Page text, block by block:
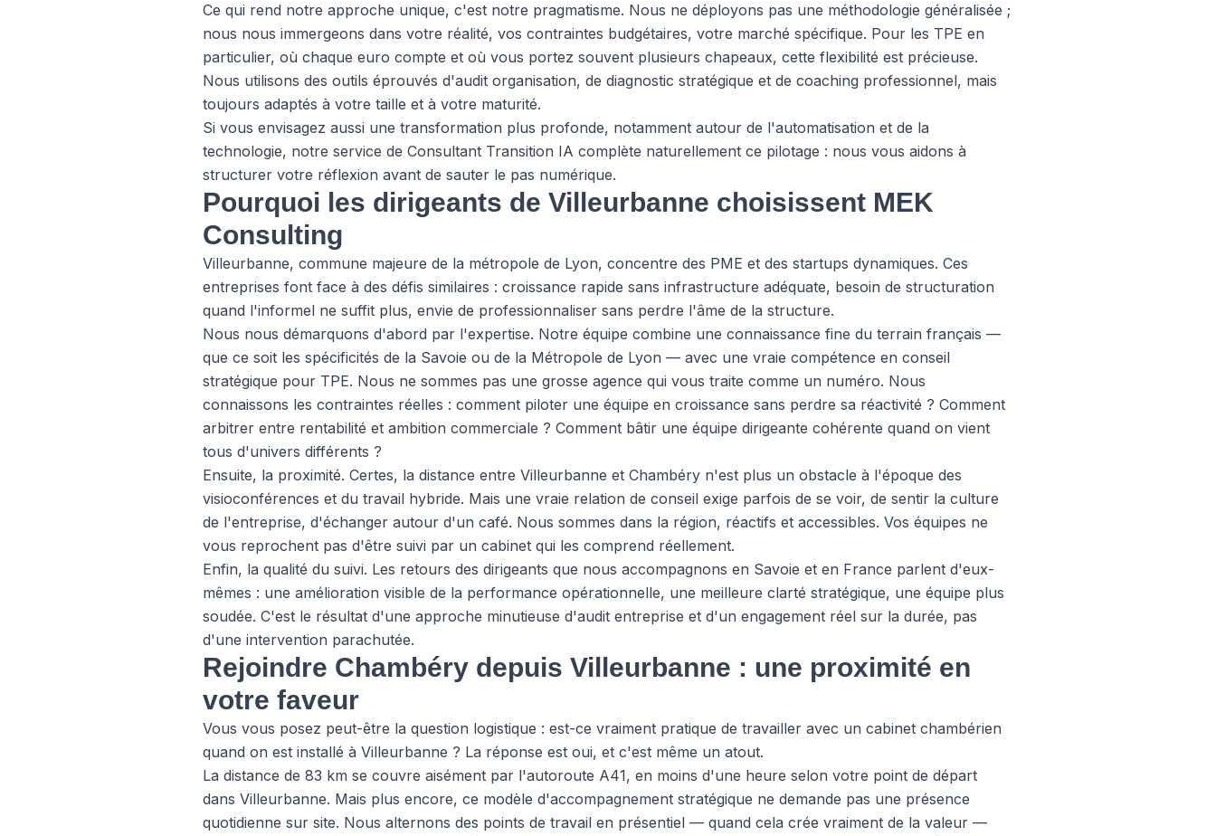
Ce qui rend notre approche unique, c'est notre pragmatisme. Nous ne déployons pas une méthodologie généralisée ;
nous nous immergeons dans votre réalité, vos contraintes budgétaires, votre marché spécifique. Pour les TPE en
particulier, où chaque euro compte et où vous portez souvent plusieurs chapeaux, cette flexibilité est précieuse.
Nous utilisons des outils éprouvés d'audit organisation, de diagnostic stratégique et de coaching professionnel, mais
toujours adaptés à votre taille et à votre maturité.
Si vous envisagez aussi une transformation plus profonde, notamment autour de l'automatisation et de la
technologie, notre service de Consultant Transition IA complète naturellement ce pilotage : nous vous aidons à
structurer votre réflexion avant de sauter le pas numérique.
Pourquoi les dirigeants de Villeurbanne choisissent MEK
Consulting
Villeurbanne, commune majeure de la métropole de Lyon, concentre des PME et des startups dynamiques. Ces
entreprises font face à des défis similaires : croissance rapide sans infrastructure adéquate, besoin de structuration
quand l'informel ne suffit plus, envie de professionnaliser sans perdre l'âme de la structure.
Nous nous démarquons d'abord par l'expertise. Notre équipe combine une connaissance fine du terrain français —
que ce soit les spécificités de la Savoie ou de la Métropole de Lyon — avec une vraie compétence en conseil
stratégique pour TPE. Nous ne sommes pas une grosse agence qui vous traite comme un numéro. Nous
connaissons les contraintes réelles : comment piloter une équipe en croissance sans perdre sa réactivité ? Comment
arbitrer entre rentabilité et ambition commerciale ? Comment bâtir une équipe dirigeante cohérente quand on vient
tous d'univers différents ?
Ensuite, la proximité. Certes, la distance entre Villeurbanne et Chambéry n'est plus un obstacle à l'époque des
visioconférences et du travail hybride. Mais une vraie relation de conseil exige parfois de se voir, de sentir la culture
de l'entreprise, d'échanger autour d'un café. Nous sommes dans la région, réactifs et accessibles. Vos équipes ne
vous reprochent pas d'être suivi par un cabinet qui les comprend réellement.
Enfin, la qualité du suivi. Les retours des dirigeants que nous accompagnons en Savoie et en France parlent d'eux-
mêmes : une amélioration visible de la performance opérationnelle, une meilleure clarté stratégique, une équipe plus
soudée. C'est le résultat d'une approche minutieuse d'audit entreprise et d'un engagement réel sur la durée, pas
d'une intervention parachutée.
Rejoindre Chambéry depuis Villeurbanne : une proximité en
votre faveur
Vous vous posez peut-être la question logistique : est-ce vraiment pratique de travailler avec un cabinet chambérien
quand on est installé à Villeurbanne ? La réponse est oui, et c'est même un atout.
La distance de 83 km se couvre aisément par l'autoroute A41, en moins d'une heure selon votre point de départ
dans Villeurbanne. Mais plus encore, ce modèle d'accompagnement stratégique ne demande pas une présence
quotidienne sur site. Nous alternons des points de travail en présentiel — quand cela crée vraiment de la valeur —